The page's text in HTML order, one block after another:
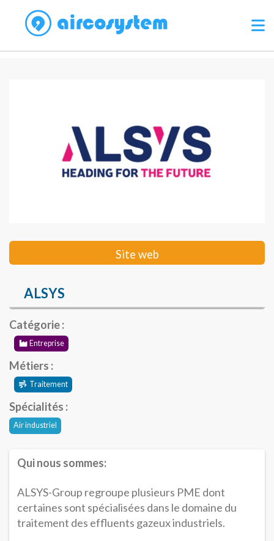
Site web
ALSYS
Catégorie :
Entreprise
Métiers :
Traitement
Spécialités :
Air industriel
Qui nous sommes:
ALSYS-Group regroupe plusieurs PME dont
certaines sont spécialisées dans le domaine du
traitement des effluents gazeux industriels.